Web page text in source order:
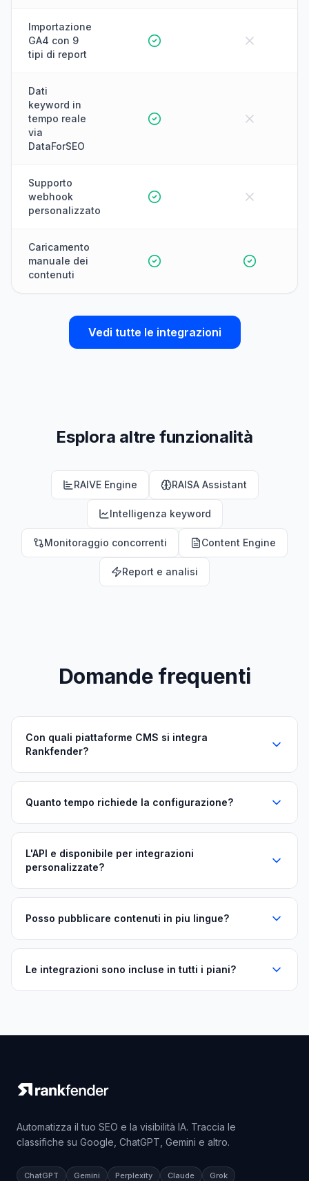
Importazione
GA4 con 9
tipi di report
Dati
keyword in
tempo reale
via
DataForSEO
Supporto
webhook
personalizzato
Caricamento
manuale dei
contenuti
Vedi tutte le integrazioni
Esplora altre funzionalità
RAIVE Engine RAISA Assistant
Intelligenza keyword
Monitoraggio concorrenti Content Engine
Report e analisi
Domande frequenti
Con quali piattaforme CMS si integra
Rankfender?
Quanto tempo richiede la configurazione?
L'API e disponibile per integrazioni
personalizzate?
Posso pubblicare contenuti in piu lingue?
Le integrazioni sono incluse in tutti i piani?
Automatizza il tuo SEO e la visibilità IA. Traccia le
classifiche su Google, ChatGPT, Gemini e altro.
ChatGPT Gemini Perplexity Claude Grok